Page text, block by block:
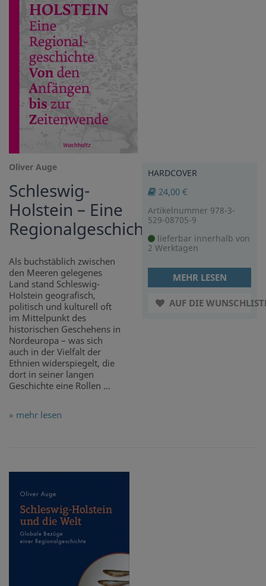
Oliver Auge
Schleswig-
Holstein – Eine
Regionalgeschichte
Als buchstäblich zwischen
den Meeren gelegenes
Land stand Schleswig-
Holstein geografisch,
politisch und kulturell oft
im Mittelpunkt des
historischen Geschehens in
Nordeuropa – was sich
auch in der Vielfalt der
Ethnien widerspiegelt, die
dort in seiner langen
Geschichte eine Rollen ...
» mehr lesen
HARDCOVER
24,00 €
Artikelnummer 978-3-
529-08705-9
lieferbar innerhalb von
2 Werktagen
MEHR LESEN
AUF DIE